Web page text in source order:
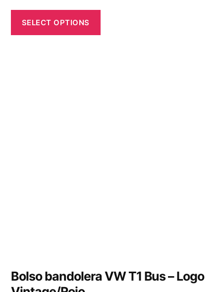
SELECT OPTIONS
Bolso bandolera VW T1 Bus – Logo